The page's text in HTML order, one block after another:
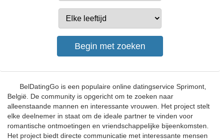
BelDatingGo is een populaire online datingservice Sprimont,
België. De community is opgericht om te zoeken naar
alleenstaande mannen en interessante vrouwen. Het project stelt
elke deelnemer in staat om de ideale partner te vinden voor
romantische ontmoetingen en vriendschappelijke bijeenkomsten.
Het project biedt directe communicatie met interessante mensen